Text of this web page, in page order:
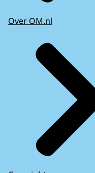
Over OM.nl